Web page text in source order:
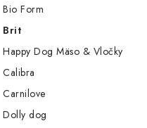
Bio Form
Brit
Happy Dog Mäso & Vločky
Calibra
Carnilove
Dolly dog